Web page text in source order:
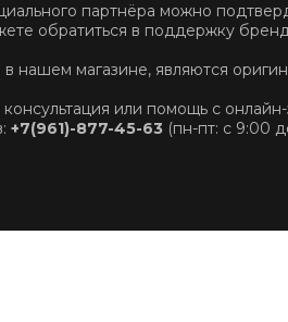
партнёра можно
обратиться в поддержку
нашем магазине, являются
или помощь с
+7(961)-877-45-63 (пн-пт: с 9:00